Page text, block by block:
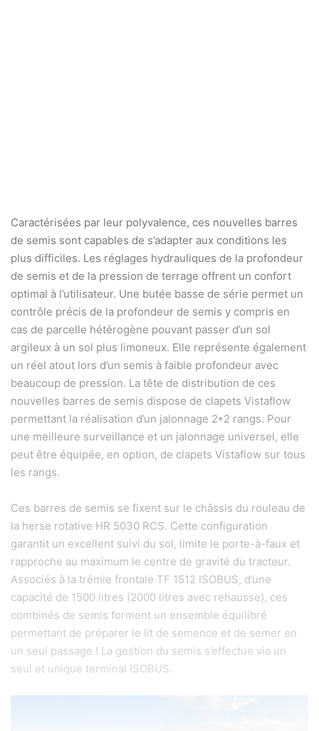
Caractérisées par leur polyvalence, ces nouvelles barres
de semis sont capables de s’adapter aux conditions les
plus difficiles. Les réglages hydrauliques de la profondeur
de semis et de la pression de terrage offrent un confort
optimal à l’utilisateur. Une butée basse de série permet un
contrôle précis de la profondeur de semis y compris en
cas de parcelle hétérogène pouvant passer d’un sol
argileux à un sol plus limoneux. Elle représente également
un réel atout lors d’un semis à faible profondeur avec
beaucoup de pression. La tête de distribution de ces
nouvelles barres de semis dispose de clapets Vistaflow
permettant la réalisation d’un jalonnage 2*2 rangs. Pour
une meilleure surveillance et un jalonnage universel, elle
peut être équipée, en option, de clapets Vistaflow sur tous
les rangs.
Ces barres de semis se fixent sur le châssis du rouleau de
la herse rotative HR 5030 RCS. Cette configuration
garantit un excellent suivi du sol, limite le porte-à-faux et
rapproche au maximum le centre de gravité du tracteur.
Associés à la trémie frontale TF 1512 ISOBUS, d’une
capacité de 1500 litres (2000 litres avec rehausse), ces
combinés de semis forment un ensemble équilibré
permettant de préparer le lit de semence et de semer en
un seul passage ! La gestion du semis s’effectue via un
seul et unique terminal ISOBUS.